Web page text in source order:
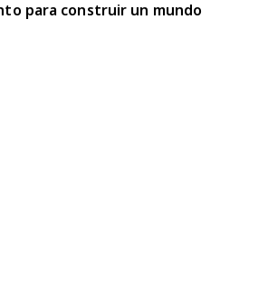
para construir un mundo